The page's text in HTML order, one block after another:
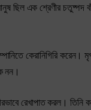
ছিল এক শ্রেণীর
কেরানিগিরি
নন।
রেখাপাত করল।